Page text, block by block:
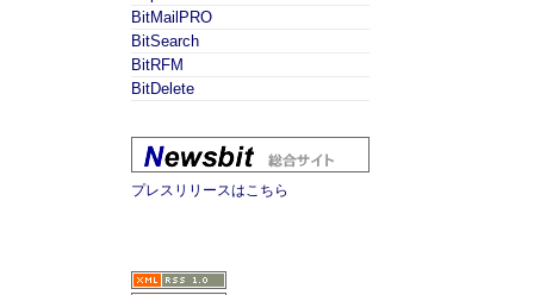
BitMailPRO
BitSearch
BitRFM
BitDelete
プレスリリースはこちら